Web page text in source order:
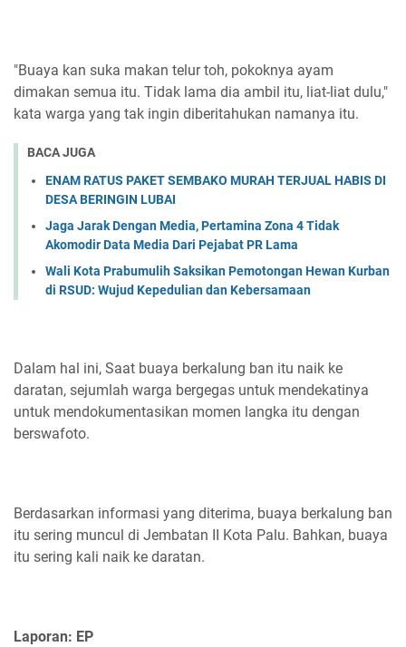
"Buaya kan suka makan telur toh, pokoknya ayam
dimakan semua itu. Tidak lama dia ambil itu, liat-liat dulu,"
kata warga yang tak ingin diberitahukan namanya itu.
BACA JUGA
ENAM RATUS PAKET SEMBAKO MURAH TERJUAL HABIS DI
DESA BERINGIN LUBAI
Jaga Jarak Dengan Media, Pertamina Zona 4 Tidak
Akomodir Data Media Dari Pejabat PR Lama
Wali Kota Prabumulih Saksikan Pemotongan Hewan Kurban
di RSUD: Wujud Kepedulian dan Kebersamaan
Dalam hal ini, Saat buaya berkalung ban itu naik ke
daratan, sejumlah warga bergegas untuk mendekatinya
untuk mendokumentasikan momen langka itu dengan
berswafoto.
Berdasarkan informasi yang diterima, buaya berkalung ban
itu sering muncul di Jembatan II Kota Palu. Bahkan, buaya
itu sering kali naik ke daratan.
Laporan: EP